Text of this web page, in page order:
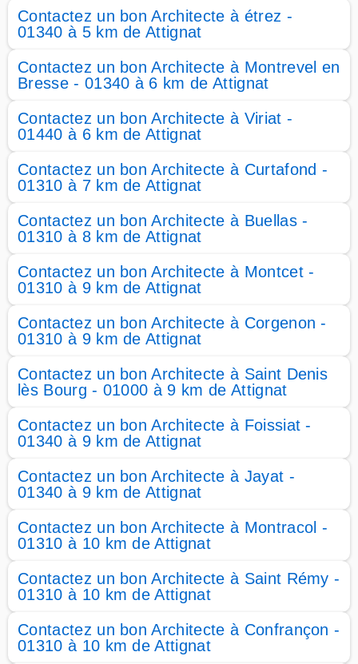
Contactez un bon Architecte à étrez -
01340 à 5 km de Attignat
Contactez un bon Architecte à Montrevel en
Bresse - 01340 à 6 km de Attignat
Contactez un bon Architecte à Viriat -
01440 à 6 km de Attignat
Contactez un bon Architecte à Curtafond -
01310 à 7 km de Attignat
Contactez un bon Architecte à Buellas -
01310 à 8 km de Attignat
Contactez un bon Architecte à Montcet -
01310 à 9 km de Attignat
Contactez un bon Architecte à Corgenon -
01310 à 9 km de Attignat
Contactez un bon Architecte à Saint Denis
lès Bourg - 01000 à 9 km de Attignat
Contactez un bon Architecte à Foissiat -
01340 à 9 km de Attignat
Contactez un bon Architecte à Jayat -
01340 à 9 km de Attignat
Contactez un bon Architecte à Montracol -
01310 à 10 km de Attignat
Contactez un bon Architecte à Saint Rémy -
01310 à 10 km de Attignat
Contactez un bon Architecte à Confrançon -
01310 à 10 km de Attignat